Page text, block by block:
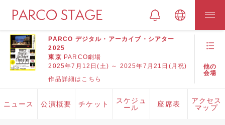
PARCO デジタル・アーカイブ・シアター
2025
東京 PARCO劇場
2025年7月12日(土) ～ 2025年7月21日(月祝)
作品詳細はこちら
他の
会場
ニュース 公演概要 チケット
スケジュ
ール
座席表
アクセス
マップ